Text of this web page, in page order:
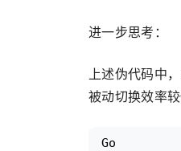
进一步思考：
上述伪代码中
被动切换效率
Go